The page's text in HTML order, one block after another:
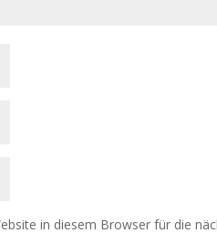
in diesem Browser für die